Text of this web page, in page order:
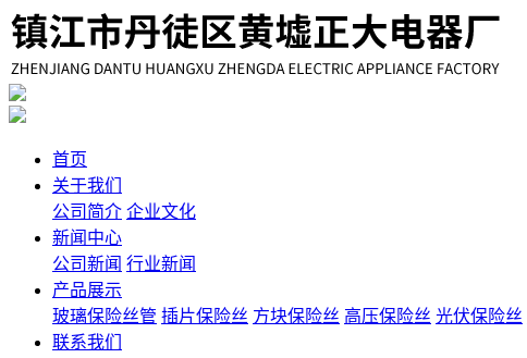
首页
关于我们
公司简介 企业文化
新闻中心
公司新闻 行业新闻
产品展示
玻璃保险丝管 插片保险丝 方块保险丝 高压保险丝 光伏保险丝
联系我们